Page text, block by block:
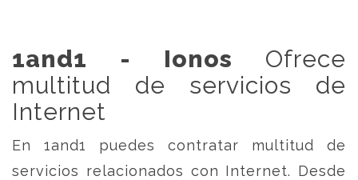
1and1 - Ionos Ofrece
multitud de servicios de
Internet
En 1and1 puedes contratar multitud de
servicios relacionados con Internet. Desde